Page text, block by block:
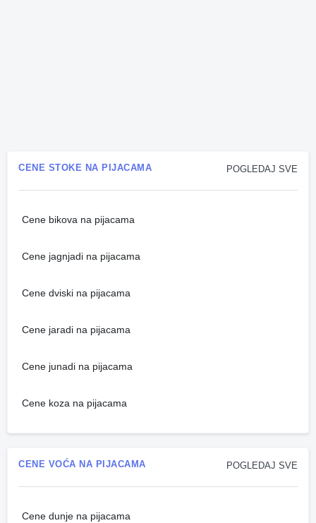
POGLEDAJ SVE
CENE STOKE NA PIJACAMA
Cene bikova na pijacama
Cene jagnjadi na pijacama
Cene dviski na pijacama
Cene jaradi na pijacama
Cene junadi na pijacama
Cene koza na pijacama
POGLEDAJ SVE
CENE VOĆA NA PIJACAMA
Cene dunje na pijacama